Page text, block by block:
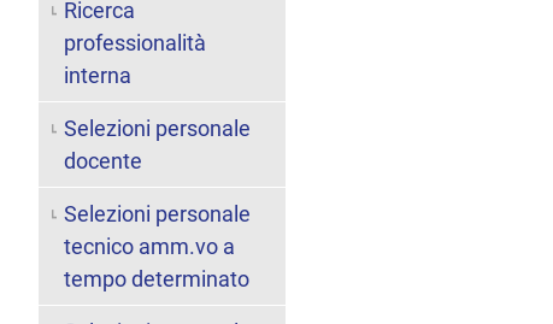
Ricerca
professionalità
interna
Selezioni personale
docente
Selezioni personale
tecnico amm.vo a
tempo determinato